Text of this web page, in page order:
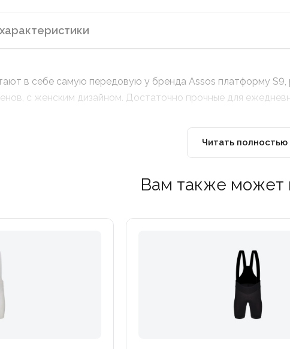
в себе самую передовую у бренда Assos платформу S9,
с женским дизайном. Достаточно прочные для
Читать полностью
Вам также может